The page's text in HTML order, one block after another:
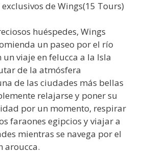
de Wings(15 Tours)
huéspedes, Wings
un paseo por el río
un viaje en felucca a la Isla
de la atmósfera
de las ciudades más bellas
relajarse y poner su
por un momento, respirar
faraones egipcios y viajar a
mientras se navega por el
aroucca.